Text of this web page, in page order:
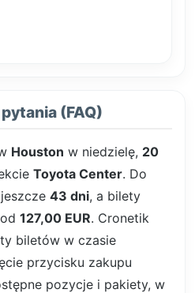
(FAQ)
Houston w niedzielę, 20
Toyota Center. Do
43 dni, a bilety
127,00 EUR. Cronetik
biletów w czasie
przycisku zakupu
pozycje i pakiety, w